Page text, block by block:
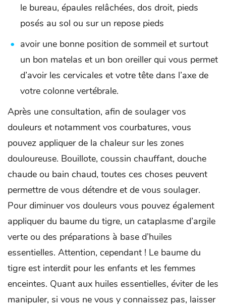
le bureau, épaules relâchées, dos droit, pieds
posés au sol ou sur un repose pieds
avoir une bonne position de sommeil et surtout
un bon matelas et un bon oreiller qui vous permet
d’avoir les cervicales et votre tête dans l’axe de
votre colonne vertébrale.
Après une consultation, afin de soulager vos
douleurs et notamment vos courbatures, vous
pouvez appliquer de la chaleur sur les zones
douloureuse. Bouillote, coussin chauffant, douche
chaude ou bain chaud, toutes ces choses peuvent
permettre de vous détendre et de vous soulager.
Pour diminuer vos douleurs vous pouvez également
appliquer du baume du tigre, un cataplasme d’argile
verte ou des préparations à base d’huiles
essentielles. Attention, cependant ! Le baume du
tigre est interdit pour les enfants et les femmes
enceintes. Quant aux huiles essentielles, éviter de les
manipuler, si vous ne vous y connaissez pas, laisser